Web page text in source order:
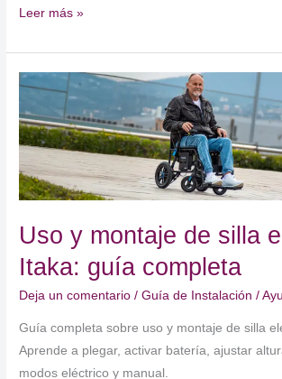
Andador
IM
by
TotalCare:
Guía
de
Instalación
Leer más »
Uso y montaje de silla
Itaka: guía completa
Deja un comentario /Guía de Instalación /
Guía completa sobre uso y montaje de silla
Aprende a plegar, activar batería, ajustar
modos eléctrico y manual.